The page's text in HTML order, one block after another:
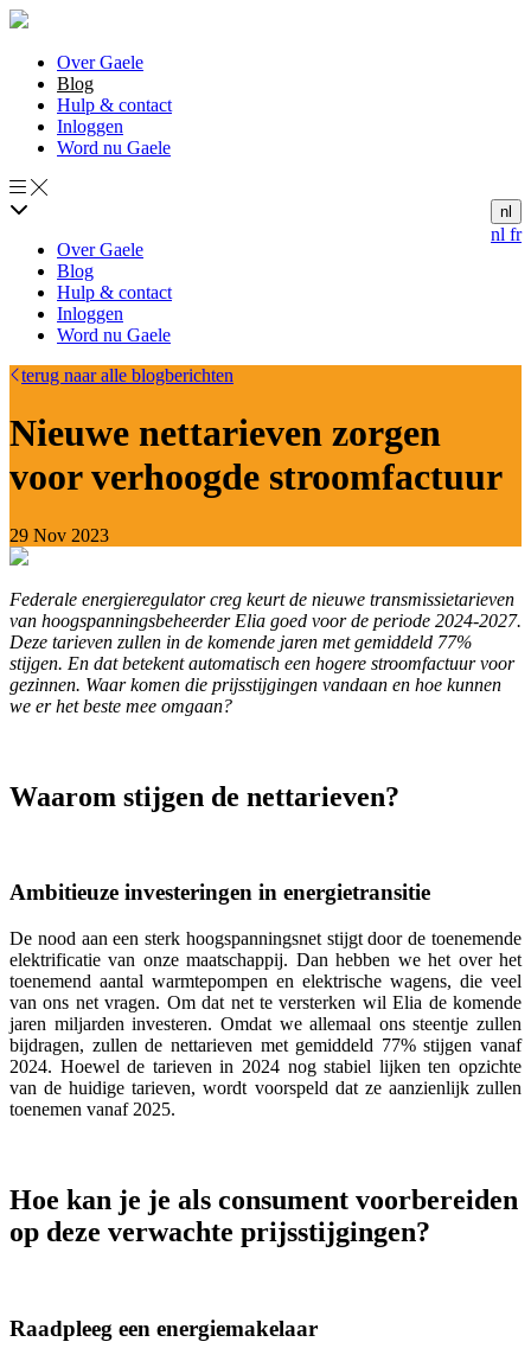
Over Gaele
Blog
Hulp & contact
Inloggen
Word nu Gaele
nl
nl fr
Over Gaele
Blog
Hulp & contact
Inloggen
Word nu Gaele
terug naar alle blogberichten
Nieuwe nettarieven zorgen
voor verhoogde stroomfactuur
29 Nov 2023
Federale energieregulator creg keurt de nieuwe transmissietarieven
van hoogspanningsbeheerder Elia goed voor de periode 2024-2027.
Deze tarieven zullen in de komende jaren met gemiddeld 77%
stijgen. En dat betekent automatisch een hogere stroomfactuur voor
gezinnen. Waar komen die prijsstijgingen vandaan en hoe kunnen
we er het beste mee omgaan?
Waarom stijgen de nettarieven?
Ambitieuze investeringen in energietransitie
De nood aan een sterk hoogspanningsnet stijgt door de toenemende
elektrificatie van onze maatschappij. Dan hebben we het over het
toenemend aantal warmtepompen en elektrische wagens, die veel
van ons net vragen. Om dat net te versterken wil Elia de komende
jaren miljarden investeren. Omdat we allemaal ons steentje zullen
bijdragen, zullen de nettarieven met gemiddeld 77% stijgen vanaf
2024. Hoewel de tarieven in 2024 nog stabiel lijken ten opzichte
van de huidige tarieven, wordt voorspeld dat ze aanzienlijk zullen
toenemen vanaf 2025.
Hoe kan je je als consument voorbereiden
op deze verwachte prijsstijgingen?
Raadpleeg een energiemakelaar